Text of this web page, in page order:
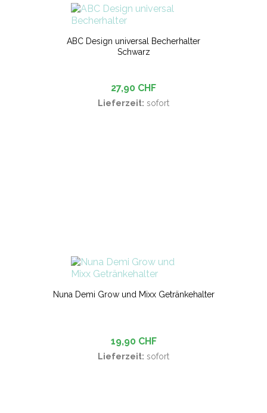
ABC Design universal Becherhalter
Schwarz
27,90 CHF
Lieferzeit: sofort
Nuna Demi Grow und Mixx Getränkehalter
19,90 CHF
Lieferzeit: sofort